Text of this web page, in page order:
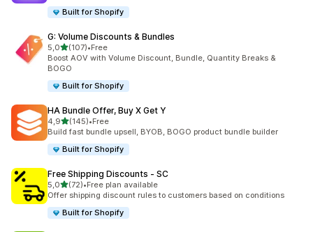
Built for Shopify
G: Volume Discounts & Bundles
5,0z 5 hvězd
(107)
Celkový počet recenzí: 107
•Free
Boost AOV with Volume Discount, Bundle, Quantity Breaks &
BOGO
Built for Shopify
HA Bundle Offer, Buy X Get Y
4,9z 5 hvězd
(145)
Celkový počet recenzí: 145
•Free
Build fast bundle upsell, BYOB, BOGO product bundle builder
Built for Shopify
Free Shipping Discounts ‑ SC
5,0z 5 hvězd
(72)
Celkový počet recenzí: 72
•Free plan available
Offer shipping discount rules to customers based on conditions
Built for Shopify